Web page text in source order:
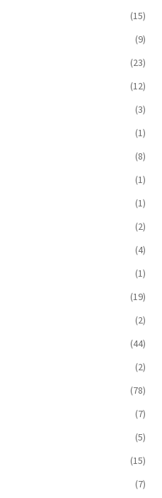
(15)
(9)
(23)
(12)
(3)
(1)
(8)
(1)
(1)
(2)
(4)
(1)
(19)
(2)
(44)
(2)
(78)
(7)
(5)
(15)
(7)